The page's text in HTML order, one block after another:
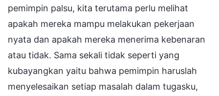
pemimpin palsu, kita terutama perlu melihat
apakah mereka mampu melakukan pekerjaan
nyata dan apakah mereka menerima kebenaran
atau tidak. Sama sekali tidak seperti yang
kubayangkan yaitu bahwa pemimpin haruslah
menyelesaikan setiap masalah dalam tugasku,